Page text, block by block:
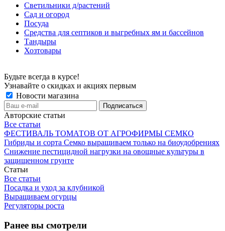
Светильники д/растений
Сад и огород
Посуда
Средства для септиков и выгребных ям и бассейнов
Тандыры
Хозтовары
Будьте всегда в курсе!
Узнавайте о скидках и акциях первым
Новости магазина
Авторские статьи
Все статьи
ФЕСТИВАЛЬ ТОМАТОВ ОТ АГРОФИРМЫ СЕМКО
Гибриды и сорта Семко выращиваем только на биоудобрениях
Снижение пестицидной нагрузки на овощные культуры в
защищенном грунте
Статьи
Все статьи
Посадка и уход за клубникой
Выращиваем огурцы
Регуляторы роста
Ранее вы смотрели